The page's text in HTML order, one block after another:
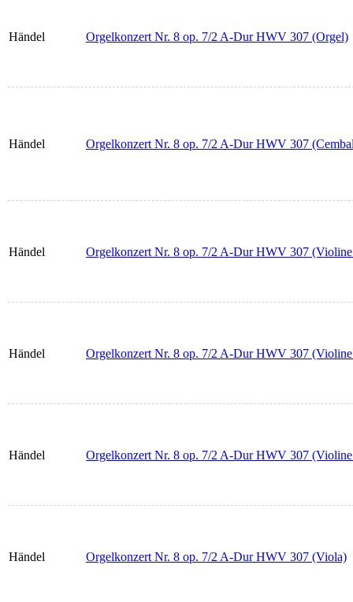
Händel Orgelkonzert Nr. 8 op. 7/2 A-Dur HWV 307 (Orgel)
Händel Orgelkonzert Nr. 8 op. 7/2 A-Dur HWV 307
Händel Orgelkonzert Nr. 8 op. 7/2 A-Dur HWV 307
Händel Orgelkonzert Nr. 8 op. 7/2 A-Dur HWV 307
Händel Orgelkonzert Nr. 8 op. 7/2 A-Dur HWV 307
Händel Orgelkonzert Nr. 8 op. 7/2 A-Dur HWV 307 (Viola)